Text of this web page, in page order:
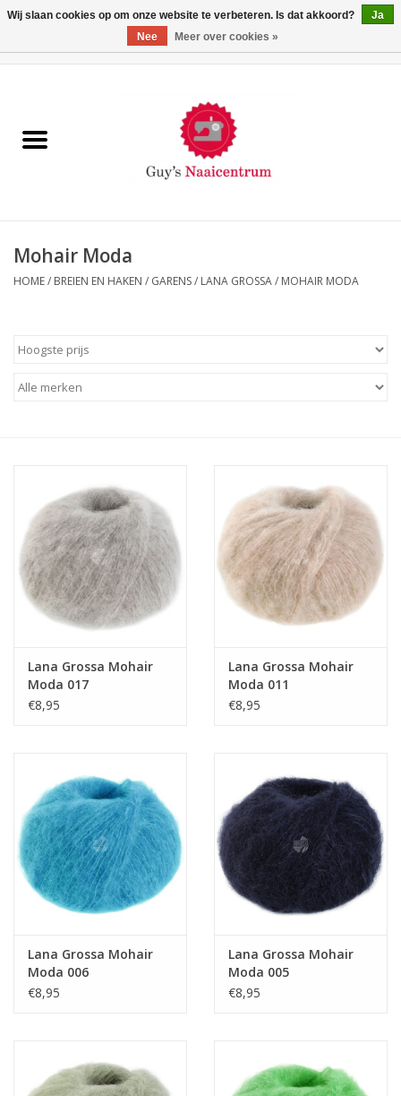
Machines
Paspoppen
Opbergsystemen
Breien en haken
Handwerk
Sale / Coupons
Cadeaubonnen
Guy's blog
Loyalty
Mohair Moda
HOME/ BREIEN EN HAKEN / GARENS/ LANA GROSSA/ MOHAIR MODA
Lana Grossa Mohair
Moda 017
€8,95
Lana Grossa Mohair
Moda 011
€8,95
Lana Grossa Mohair
Moda 006
€8,95
Lana Grossa Mohair
Moda 005
€8,95
Wij slaan cookies op om onze website te verbeteren. Is dat akkoord?
Ja
Nee
Meer over cookies »